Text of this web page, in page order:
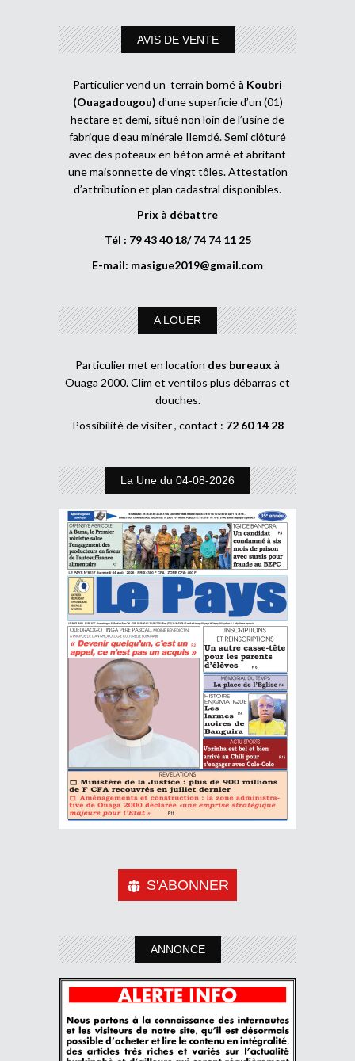
AVIS DE VENTE
Particulier vend un terrain borné à Koubri
(Ouagadougou) d’une superficie d’un (01)
hectare et demi, situé non loin de l’usine de
fabrique d’eau minérale Ilemdé. Semi clôturé
avec des poteaux en béton armé et abritant
une maisonnette de vingt tôles. Attestation
d’attribution et plan cadastral disponibles.
Prix à débattre
Tél : 79 43 40 18/ 74 74 11 25
E-mail: masigue2019@gmail.com
A LOUER
Particulier met en location des bureauxà
Ouaga 2000. Clim et ventilos plus débarras et
douches.
Possibilité de visiter , contact : 72 60 14 28
La Une du 04-08-2026
S'ABONNER
ANNONCE